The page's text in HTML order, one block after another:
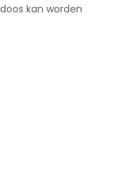
kan worden